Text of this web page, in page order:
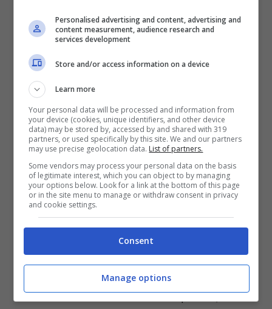
marzo 2024, infine, erano in circolazione
24,2 miliardi di € di BOT a 6 mesi e 101,352
a 12 mesi.
Mercoledì 10 il Tesoro
collocherà BOT per 8
miliardi di euro
Com’è noto questi titoli sono posti all’asta
con il metodo dell’asta competitiva. I c.d.
“Specialisti in titoli di Stato”, ossia gli
intermediari abilitati a partecipare all’asta,
faranno le loro richieste di acquisto (fino a
Personalised advertising and content, advertising and
content measurement, audience research and
services development
Store and/or access information on a device
Learn more
Your personal data will be processed and information from
your device (cookies, unique identifiers, and other device
data) may be stored by, accessed by and shared with 319
partners, or used specifically by this site. We and our partners
may use precise geolocation data. List of partners.
Some vendors may process your personal data on the basis
of legitimate interest, which you can object to by managing
your options below. Look for a link at the bottom of this page
or in the site menu to manage or withdraw consent in privacy
and cookie settings.
Consent
Manage options